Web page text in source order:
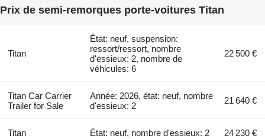
Prix de semi-remorques porte-voitures Titan
Titan
État: neuf, suspension:
ressort/ressort, nombre
d'essieux: 2, nombre de
véhicules: 6
22 500 €
Titan Car Carrier
Trailer for Sale
Année: 2026, état: neuf, nombre
d'essieux: 2
21 640 €
Titan État: neuf, nombre d'essieux: 2 24 230 €